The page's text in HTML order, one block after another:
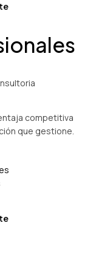
competitiva
que gestione.